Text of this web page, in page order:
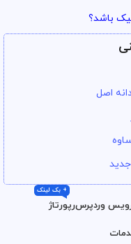
باشد؟
اصل
وردپرسرپورتاژ
+ بک لینک